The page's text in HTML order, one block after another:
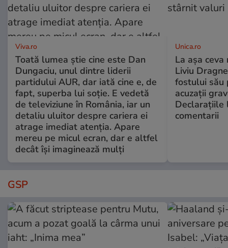
Viva.ro
Toată lumea știe cine este Dan
Dungaciu, unul dintre liderii
partidului AUR, dar iată cine e, de
fapt, superba lui soție. E vedetă
de televiziune în România, iar un
detaliu uluitor despre cariera ei
atrage imediat atenția. Apare
mereu pe micul ecran, dar e altfel
decât își imaginează mulți
Unica.ro
La așa
Liviu
fostului său
acuzații
Declarațiile
comentarii
GSP